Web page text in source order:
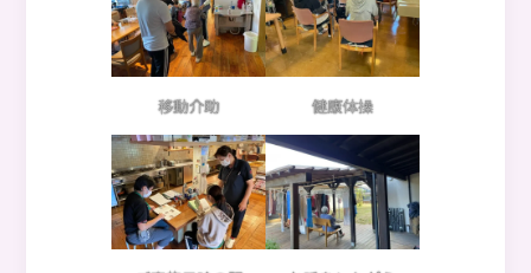
移動介助 健康体操